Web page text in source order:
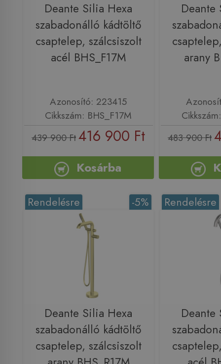
Deante Silia Hexa
szabadonálló kádtöltő
csaptelep, szálcsiszolt
acél BHS_F17M
Azonosító: 223415
Cikkszám: BHS_F17M
439 900 Ft416 900 Ft
Kosárba
Deante
arany
483 900 Ft
-5%
Rendelésre
Deante Silia Hexa
szabadonálló kádtöltő
csaptelep, szálcsiszolt
Rendelésre
Deante